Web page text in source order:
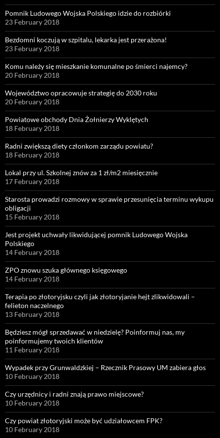
Pomnik Ludowego Wojska Polskiego idzie do rozbiórki
23 February 2018
Bezdomni koczują w szpitalu, lekarka jest przerażona!
23 February 2018
Komu należy się mieszkanie komunalne po śmierci najemcy?
20 February 2018
Województwo opracowuje strategię do 2030 roku
20 February 2018
Powiatowe obchody Dnia Żołnierzy Wyklętych
18 February 2018
Radni zwiększą diety członkom zarządu powiatu?
18 February 2018
Lokal przy ul. Szkolnej znów za 1 zł/m2 miesięcznie
17 February 2018
Starosta prowadzi rozmowy w sprawie przesunięcia terminu wykupu
obligacji
15 February 2018
Jest projekt uchwały likwidującej pomnik Ludowego Wojska
Polskiego
14 February 2018
ZPO znowu szuka głównego księgowego
14 February 2018
Terapia po złotoryjsku czyli jak złotoryjanie hejt zlikwidowali –
felieton naczelnego
13 February 2018
Będziesz mógł sprzedawać w niedzielę? Poinformuj nas, my
poinformujemy twoich klientów
11 February 2018
Wypadek przy Grunwaldzkiej – Rzecznik Prasowy UM zabiera głos
10 February 2018
Czy urzędnicy i radni znają prawo miejscowe?
10 February 2018
Czy powiat złotoryjski może być udziałowcem FPK?
10 February 2018